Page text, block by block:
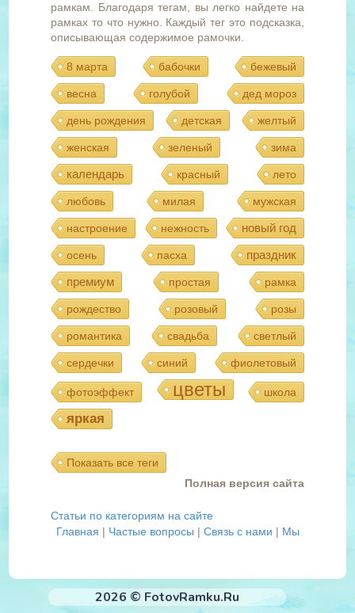
рамкам. Благодаря тегам, вы легко найдете на
рамках то что нужно. Каждый тег это подсказка,
описывающая содержимое рамочки.
8 марта бабочки бежевый
весна голубой дед мороз
день рождения детская желтый
женская зеленый зима
календарь красный лето
любовь милая мужская
настроение нежность новый год
осень пасха
праздник
премиум
простая рамка
рождество розовый розы
романтика свадьба светлый
сердечки синий фиолетовый
фотоэффект цветы школа
яркая
Показать все теги
Полная версия сайта
Статьи по категориям на сайте
Главная | Частые вопросы | Связь с нами | Мы
2026 © FotovRamku.Ru